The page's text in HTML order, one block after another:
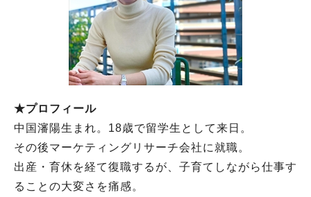
★プロフィール
中国瀋陽生まれ。18歳で留学生として来日。
その後マーケティングリサーチ会社に就職。
出産・育休を経て復職するが、子育てしながら仕事す
ることの大変さを痛感。